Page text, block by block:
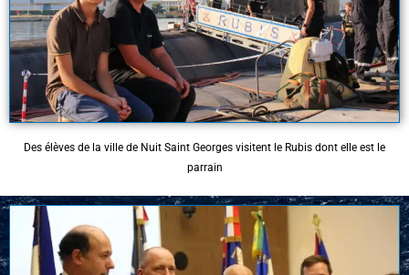
Des élèves de la ville de Nuit Saint Georges visitent le Rubis dont elle est le
parrain